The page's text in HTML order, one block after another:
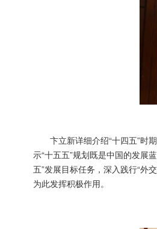
卞立新详细介绍“十四五”时
示“十五五”规划既是中国的发展
五”发展目标任务，深入践行“外
为此发挥积极作用。